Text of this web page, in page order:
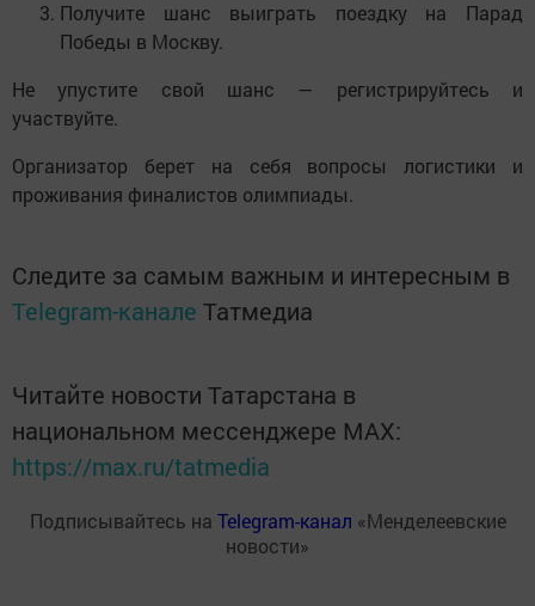
Получите шанс выиграть поездку на Парад
Победы в Москву.
Не упустите свой шанс — регистрируйтесь и
участвуйте.
Организатор берет на себя вопросы логистики и
проживания финалистов олимпиады.
Следите за самым важным и интересным в
Telegram-канале Татмедиа
Читайте новости Татарстана в
национальном мессенджере MАХ:
https://max.ru/tatmedia
Подписывайтесь на Telegram-канал «Менделеевские
новости»